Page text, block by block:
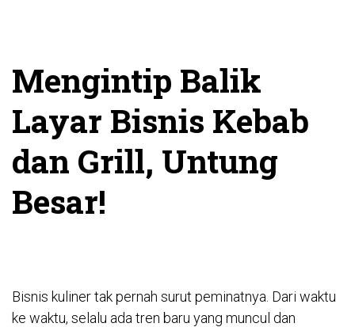
Mengintip Balik
Layar Bisnis Kebab
dan Grill, Untung
Besar!
Bisnis kuliner tak pernah surut peminatnya. Dari waktu
ke waktu, selalu ada tren baru yang muncul dan